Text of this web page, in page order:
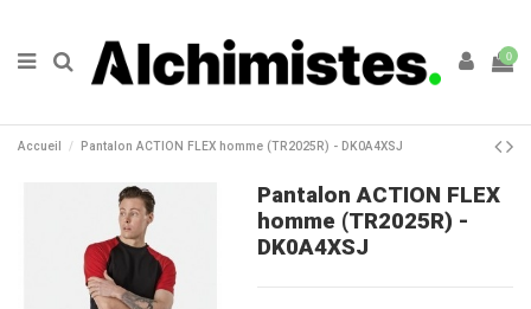
0
Accueil Pantalon ACTION FLEX homme (TR2025R) - DK0A4XSJ
Pantalon ACTION FLEX
homme (TR2025R) -
DK0A4XSJ